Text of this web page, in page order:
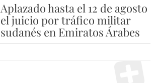
Aplazado hasta el 12 de agosto
el juicio por tráfico militar
sudanés en Emiratos Árabes